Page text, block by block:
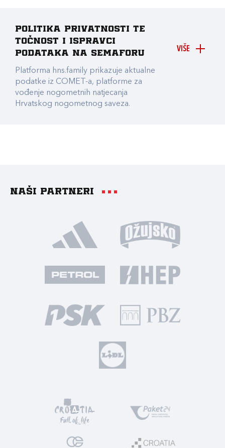
VIŠE
Politika privatnosti te
točnost i ispravci
podataka na Semaforu
Platforma hns.family prikazuje aktualne
podatke iz COMET-a, platforme za
vođenje nogometnih natjecanja
Hrvatskog nogometnog saveza.
Naši partneri